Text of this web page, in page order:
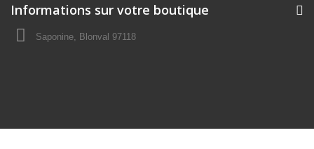
Informations sur votre boutique
Saponine, Blonval 97118